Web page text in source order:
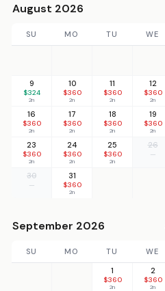
August 2026
SU MO TU WE
9
$324
2n
10
$360
2n
11
$360
2n
12
$360
2n
16
$360
2n
17
$360
2n
18
$360
2n
19
$360
2n
23
$360
2n
24
$360
2n
25
$360
2n
26
—
30
—
31
$360
2n
September 2026
SU MO TU WE
1
$360
2n
2
$360
2n